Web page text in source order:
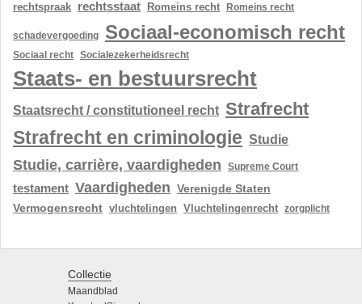
rechtspraak rechtsstaat Romeins recht Romeins recht
schadevergoeding Sociaal-economisch recht
Sociaal recht Socialezekerheidsrecht
Staats- en bestuursrecht
Staatsrecht / constitutioneel recht Strafrecht
Strafrecht en criminologie Studie
Studie, carrière, vaardigheden Supreme Court
testament Vaardigheden Verenigde Staten
Vermogensrecht vluchtelingen Vluchtelingenrecht zorgplicht
Collectie
Maandblad